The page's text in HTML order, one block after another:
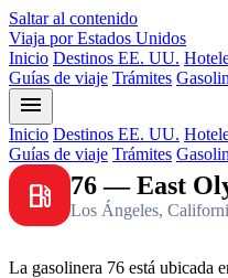
Saltar al contenido
Viaja por Estados Unidos
Inicio Destinos EE. UU.
Guías de viaje Trámites
menu
Inicio Destinos EE. UU.
Guías de viaje Trámites
local_gas_station 76 — East
Los Ángeles,
La gasolinera 76 está ubicada